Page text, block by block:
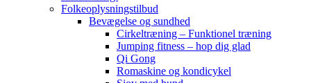
Folkeoplysningstilbud
Bevægelse og sundhed
Cirkeltræning – Funktionel træning
Jumping fitness – hop dig glad
Qi Gong
Romaskine og kondicykel